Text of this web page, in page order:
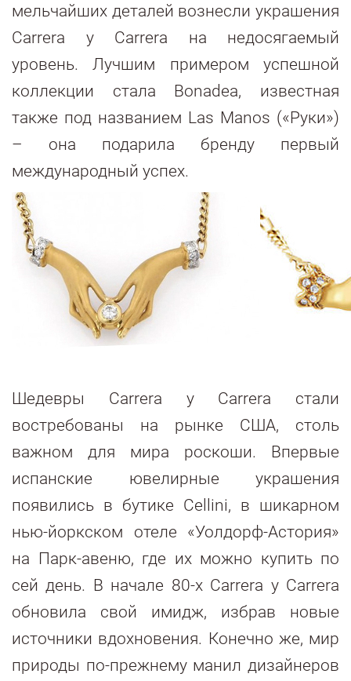
мельчайших деталей вознесли украшения
Carrera y Carrera на недосягаемый
уровень. Лучшим примером успешной
коллекции стала Bonadea, известная
также под названием Las Manos («Руки»)
– она подарила бренду первый
международный успех.
Шедевры Carrera y Carrera стали
востребованы на рынке США, столь
важном для мира роскоши. Впервые
испанские ювелирные украшения
появились в бутике Cellini, в шикарном
нью-йоркском отеле «Уолдорф-Астория»
на Парк-авеню, где их можно купить по
сей день. В начале 80-х Carrera y Carrera
обновила свой имидж, избрав новые
источники вдохновения. Конечно же, мир
природы по-прежнему манил дизайнеров